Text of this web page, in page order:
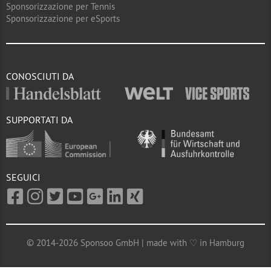
Sponsorizzazione per Tennis
Sponsorizzazione per eSports
CONOSCIUTI DA
SUPPORTATI DA
SEGUICI
© 2014-2026 Sponsoo GmbH | made with ♡ in Hamburg